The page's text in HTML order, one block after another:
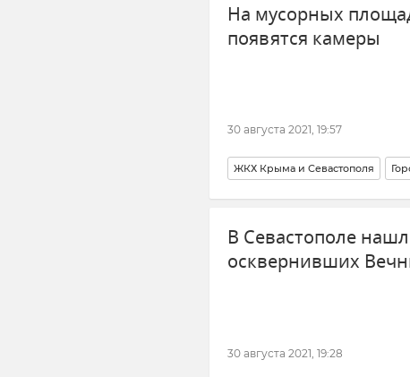
На мусорных
появятся камеры
30 августа 2021, 19:57
ЖКХ Крыма и Севастополя
В Севастополе
осквернивших
30 августа 2021, 19:28